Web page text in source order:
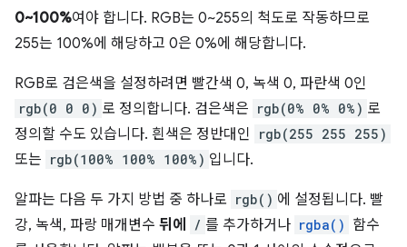
0~100%여야 합니다. RGB는 0~255의 척도로 작동하므로
255는 100%에 해당하고 0은 0%에 해당합니다.
RGB로 검은색을 설정하려면 빨간색 0, 녹색 0, 파란색 0인
rgb(0 0 0) 로 정의합니다. 검은색은 rgb(0% 0% 0%) 로
정의할 수도 있습니다. 흰색은 정반대인
rgb(255 255 255)
또는 rgb(100% 100% 100%) 입니다.
알파는 다음 두 가지 방법 중 하나로 rgb() 에 설정됩니다. 빨
강, 녹색, 파랑 매개변수 뒤에 / 를 추가하거나 rgba() 함수